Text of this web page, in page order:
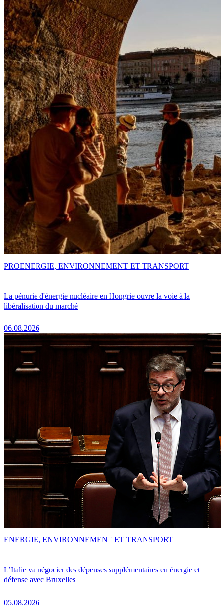
La pénurie d'énergie nucléaire en Hongrie ouvre la voie à la
libéralisation du marché
06.08.2026
PROENERGIE, ENVIRONNEMENT ET TRANSPORT
L’Italie va négocier des dépenses supplémentaires en énergie et
défense avec Bruxelles
05.08.2026
ENERGIE, ENVIRONNEMENT ET TRANSPORT